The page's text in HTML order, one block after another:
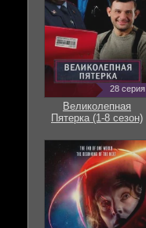
28 серия
Великолепная
Пятерка (1-8 сезон)